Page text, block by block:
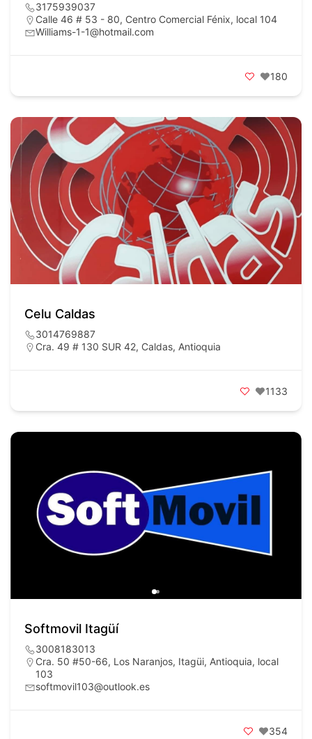
3175939037
Calle 46 # 53 - 80, Centro Comercial Fénix, local 104
Williams-1-1@hotmail.com
180
Celu Caldas
3014769887
Cra. 49 # 130 SUR 42, Caldas, Antioquia
1133
Softmovil Itagüí
3008183013
Cra. 50 #50-66, Los Naranjos, Itagüi, Antioquia, local
103
softmovil103@outlook.es
354